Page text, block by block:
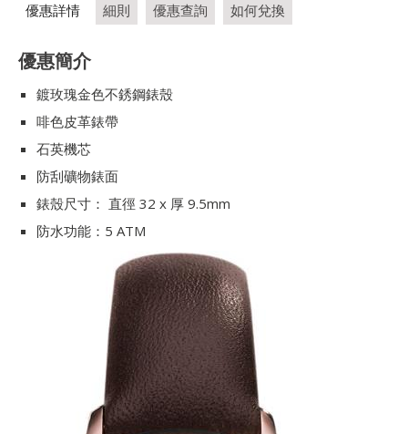
優惠詳情 細則 優惠查詢 如何兌換
優惠簡介
鍍玫瑰金色不銹鋼錶殼
啡色皮革錶帶
石英機芯
防刮礦物錶面
錶殼尺寸： 直徑 32 x 厚 9.5mm
防水功能：5 ATM